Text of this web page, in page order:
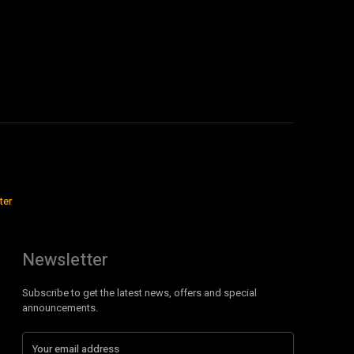
Newsletter
Subscribe to get the latest news, offers and special
announcements.